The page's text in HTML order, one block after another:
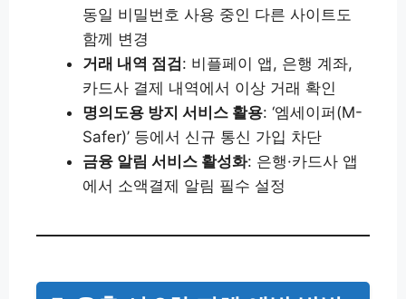
동일 비밀번호 사용 중인 다른 사이트도
함께 변경
거래 내역 점검: 비플페이 앱, 은행 계좌,
카드사 결제 내역에서 이상 거래 확인
명의도용 방지 서비스 활용: ‘엠세이퍼(M-
Safer)’ 등에서 신규 통신 가입 차단
금융 알림 서비스 활성화: 은행·카드사 앱
에서 소액결제 알림 필수 설정